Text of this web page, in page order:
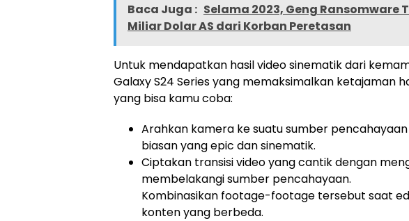
Baca Juga : Selama 2023, Geng Ransomware
Miliar Dolar AS dari Korban Peretasan
Untuk mendapatkan hasil video sinematik dari
Galaxy S24 Series yang memaksimalkan ketajaman
yang bisa kamu coba:
Arahkan kamera ke suatu sumber
biasan yang epic dan sinematik.
Ciptakan transisi video yang cantik dengan
membelakangi sumber pencahayaan.
Kombinasikan footage-footage tersebut saat
konten yang berbeda.